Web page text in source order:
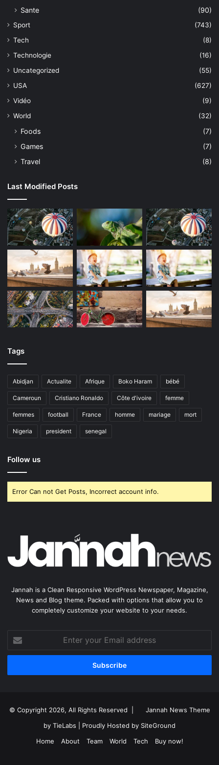
Sante
(90)
Sport
(743)
Tech
(8)
Technologie
(16)
Uncategorized
(55)
USA
(627)
Vidéo
(9)
World
(32)
Foods
(7)
Games
(7)
Travel
(8)
Last Modified Posts
Tags
Abidjan Actualite Afrique Boko Haram bébé
Cameroun Cristiano Ronaldo Côte d'ivoire femme
femmes football France homme mariage mort
Nigeria president senegal
Follow us
Error Can not Get Posts, Incorrect account info.
Jannah is a Clean Responsive WordPress Newspaper, Magazine,
News and Blog theme. Packed with options that allow you to
completely customize your website to your needs.
your
Email
© Copyright 2026, All Rights Reserved |
Jannah News Theme
by TieLabs | Proudly Hosted by SiteGround
Home
About Team World Tech Buy now!